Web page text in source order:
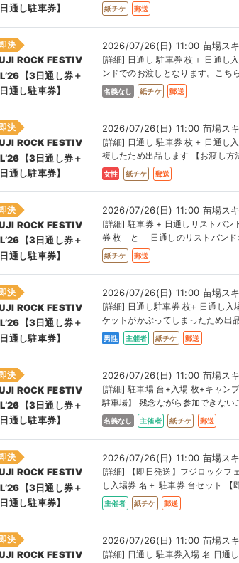
通し駐車券】
紙チケ 郵送
決
ROCK FESTIV
【3日通し券＋
通し駐車券】
2026/07/26(日) 11:00 苗場ス
[詳細] 日通し 駐車券 枚＋ 日通し
ンドでのお渡しとなります。こち
名義なし 紙チケ 郵送
決
ROCK FESTIV
【3日通し券＋
通し駐車券】
2026/07/26(日) 11:00 苗場ス
[詳細] 日通し 駐車券 枚＋ 日通し
複したため出品します 【お渡し方
女性 紙チケ 郵送
即決
ROCK FESTIV
【3日通し券＋
通し駐車券】
2026/07/26(日) 11:00 苗場ス
[詳細] 駐車券 + 日通しリストバン
券 枚 と 日通しのリストバン
紙チケ 郵送
決
ROCK FESTIV
【3日通し券＋
通し駐車券】
2026/07/26(日) 11:00 苗場ス
[詳細] 日通し駐車券 枚+ 日通し入
ケットがかぶってしまったため出
男性 主催者 紙チケ 郵送
決
ROCK FESTIV
【3日通し券＋
通し駐車券】
2026/07/26(日) 11:00 苗場ス
[詳細] 駐車場 台+入場 枚+キャン
駐車場】 残念ながら参加できない
名義なし 主催者 紙チケ 郵送
決
ROCK FESTIV
【3日通し券＋
通し駐車券】
2026/07/26(日) 11:00 苗場ス
[詳細] 【即日発送】フジロックフ
し入場券 名＋ 駐車券 台セット 【
主催者 紙チケ 郵送
決
ROCK FESTIV
2026/07/26(日) 11:00 苗場ス
[詳細] 日通し 駐車券入場 名 日通